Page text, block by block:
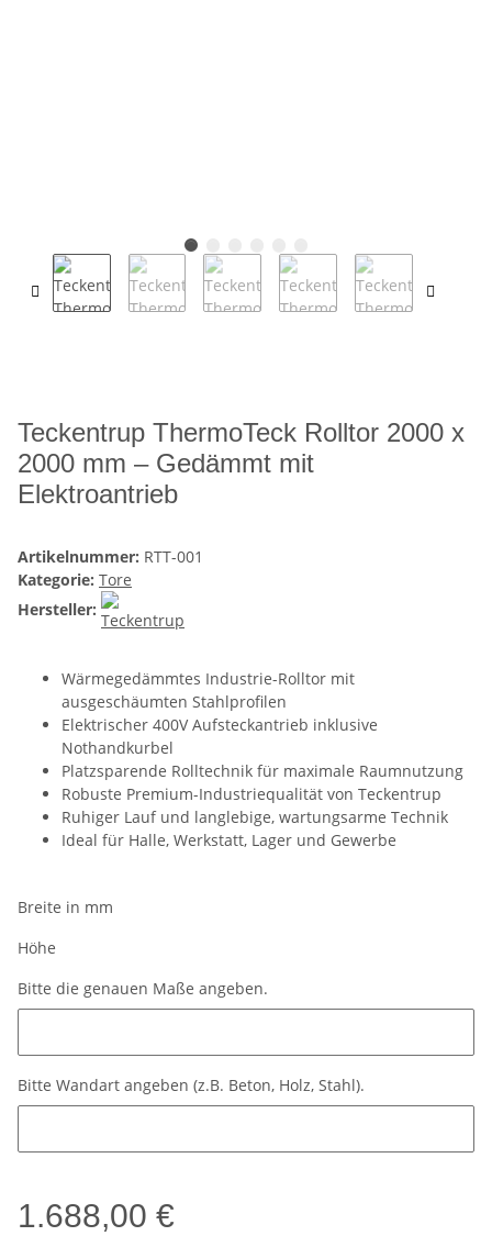
Teckentrup ThermoTeck Rolltor 2000 x
2000 mm – Gedämmt mit
Elektroantrieb
Artikelnummer: RTT-001
Kategorie: Tore
Hersteller:
Wärmegedämmtes Industrie-Rolltor mit
ausgeschäumten Stahlprofilen
Elektrischer 400V Aufsteckantrieb inklusive
Nothandkurbel
Platzsparende Rolltechnik für maximale Raumnutzung
Robuste Premium-Industriequalität von Teckentrup
Ruhiger Lauf und langlebige, wartungsarme Technik
Ideal für Halle, Werkstatt, Lager und Gewerbe
Breite in mm
Höhe
Bitte die genauen Maße angeben.
Bitte Wandart angeben (z.B. Beton, Holz, Stahl).
1.688,00 €